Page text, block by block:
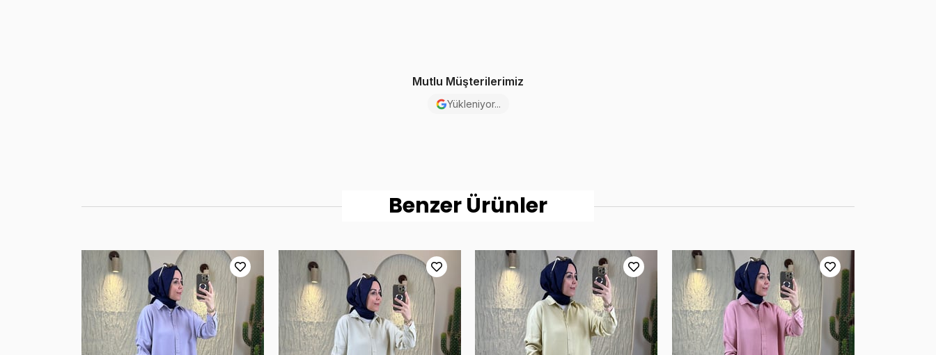
Mutlu Müşterilerimiz
Yükleniyor...
Benzer Ürünler